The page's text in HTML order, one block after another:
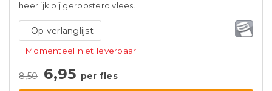
heerlijk bij geroosterd vlees.
Op verlanglijst
Momenteel niet leverbaar
8,50 6,95 per fles